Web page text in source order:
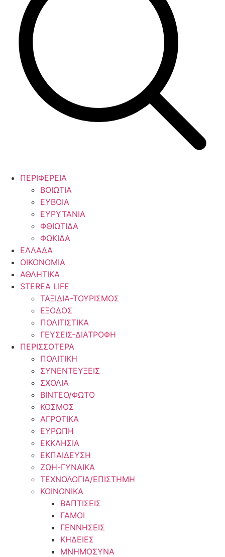
ΠΕΡΙΦΕΡΕΙΑ
ΒΟΙΩΤΙΑ
ΕΥΒΟΙΑ
ΕΥΡΥΤΑΝΙΑ
ΦΘΙΩΤΙΔΑ
ΦΩΚΙΔΑ
ΕΛΛΑΔΑ
ΟΙΚΟΝΟΜΙΑ
ΑΘΛΗΤΙΚΑ
STEREA LIFE
ΤΑΞΙΔΙΑ-ΤΟΥΡΙΣΜΟΣ
ΕΞΟΔΟΣ
ΠΟΛΙΤΙΣΤΙΚΑ
ΓΕΥΣΕΙΣ-ΔΙΑΤΡΟΦΗ
ΠΕΡΙΣΣΟΤΕΡΑ
ΠΟΛΙΤΙΚΗ
ΣΥΝΕΝΤΕΥΞΕΙΣ
ΣΧΟΛΙΑ
ΒΙΝΤΕΟ/ΦΩΤΟ
ΚΟΣΜΟΣ
ΑΓΡΟΤΙΚΑ
ΕΥΡΩΠΗ
ΕΚΚΛΗΣΙΑ
ΕΚΠΑΙΔΕΥΣΗ
ΖΩΗ-ΓΥΝΑΙΚΑ
ΤΕΧΝΟΛΟΓΙΑ/ΕΠΙΣΤΗΜΗ
ΚΟΙΝΩΝΙΚΑ
ΒΑΠΤΙΣΕΙΣ
ΓΑΜΟΙ
ΓΕΝΝΗΣΕΙΣ
ΚΗΔΕΙΕΣ
ΜΝΗΜΟΣΥΝΑ